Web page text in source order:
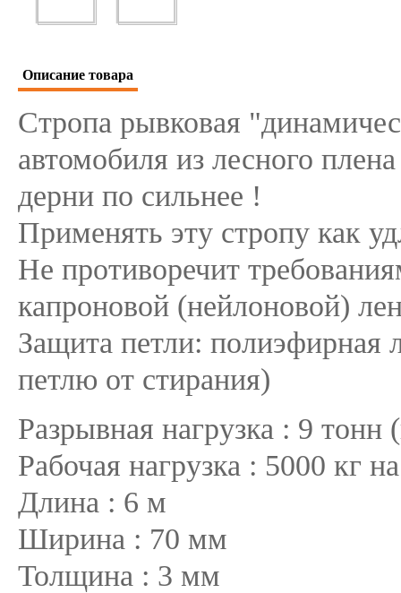
Описание товара
Стропа рывковая
автомобиля из лесного
дерни по сильнее !
Применять эту стропу как
Не противоречит
капроновой (нейлоновой)
Защита петли: полиэфирная
петлю от стирания)
Разрывная нагрузка : 9 тонн
Рабочая нагрузка : 5000 кг
Длина : 6 м
Ширина : 70 мм
Толщина : 3 мм